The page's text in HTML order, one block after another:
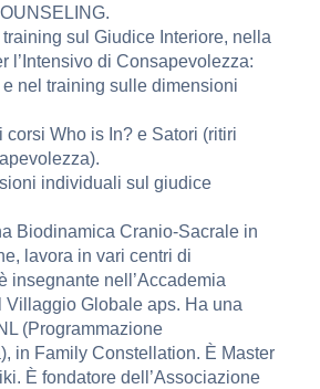
sul Giudice Interiore, nella
l’Intensivo di Consapevolezza:
e nel training sulle dimensioni
corsi Who is In? e Satori (ritiri
individuali sul giudice
Biodinamica Cranio-Sacrale in
lavora in vari centri di
insegnante nell’Accademia
Villaggio Globale aps. Ha una
(Programmazione
in Family Constellation. È Master
È fondatore dell’Associazione